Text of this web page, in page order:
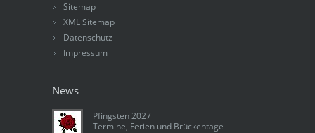
Sitemap
XML Sitemap
Datenschutz
Impressum
News
Pfingsten 2027
Termine, Ferien und Brückentage